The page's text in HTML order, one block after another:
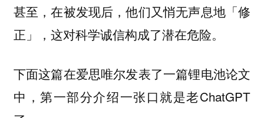
甚至，在被发现后，他们又悄无声息地「修
正」，这对科学诚信构成了潜在危险。
下面这篇在爱思唯尔发表了一篇锂电池论文
中，第一部分介绍一张口就是老ChatGPT